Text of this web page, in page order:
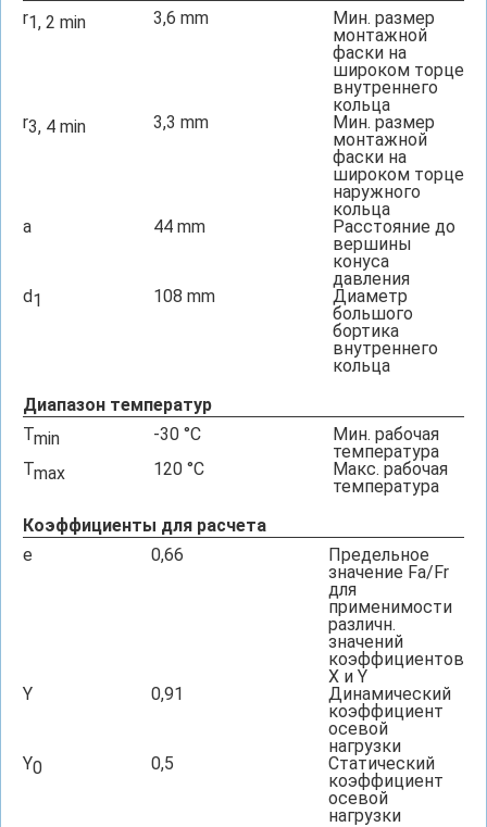
r1, 2 min 3,6 mm
Мин. размер
монтажной
фаски на
широком торце
внутреннего
кольца
r3, 4 min 3,3 mm
Мин. размер
монтажной
фаски на
широком торце
наружного
кольца
a
44 mm
Расстояние до
вершины
конуса
давления
d1 108 mm
Диаметр
большого
бортика
внутреннего
кольца
Диапазон температур
Tmin -30 °C
Мин. рабочая
температура
Tmax 120 °C
Макс. рабочая
температура
Коэффициенты для расчета
e
0,66
Предельное
значение Fa/Fr
для
применимости
различн.
значений
коэффициентов
X и Y
Y
0,91
Динамический
коэффициент
осевой
нагрузки
Y0 0,5
Статический
коэффициент
осевой
нагрузки